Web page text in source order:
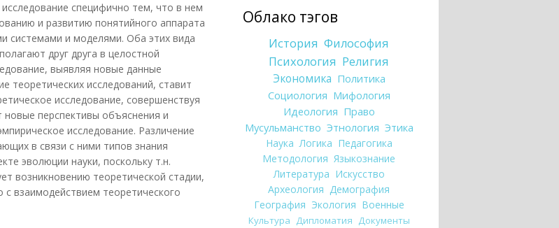
специфично тем, что в нем
и развитию понятийного аппарата
системами и моделями. Оба этих вида
друг друга в целостной
выявляя новые данные
теоретических исследований, ставит
исследование, совершенствуя
новые перспективы объяснения и
исследование. Различение
в связи с ними типов знания
эволюции науки, поскольку т.н.
возникновению теоретической стадии,
с взаимодействием теоретического
Облако тэгов
История Философия
Психология Религия
Экономика Политика
Социология Мифология
Идеология Право
Мусульманство Этнология Этика
Наука Логика Педагогика
Методология Языкознание
Литература Искусство
Археология Демография
География Экология Военные
Культура Дипломатия Документы